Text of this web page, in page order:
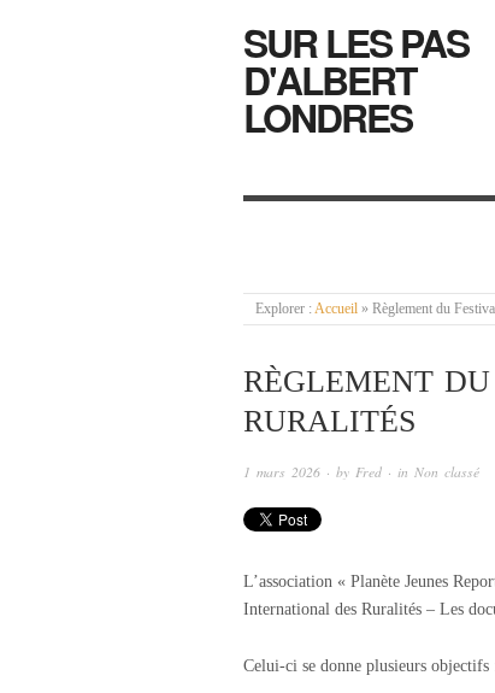
SUR LES PAS
D'ALBERT
LONDRES
Explorer : Accueil » Règlement du
RÈGLEMENT
RURALITÉS
1 mars 2026 · by Fred · in Non classé
L’association « Planète Jeunes
International des Ruralités – Les
Celui-ci se donne plusieurs objectifs